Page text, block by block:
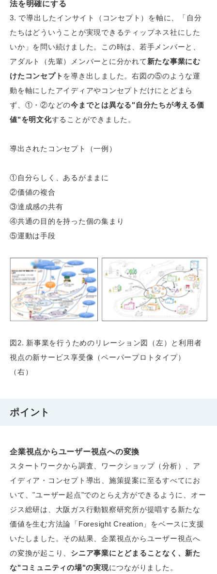
法を明確にする
3. で導出したインサイト（コンセプト）を軸に、「自分
たちはどういうことが実現できるティップネス社にした
いか」を問い続けました。この時は、若手メンバーと、
アダルト（先輩）メンバーとに分かれて 新たな事業にむ
けたコンセプト を導き出しました。右図の⑤のような運
動を軸にしたアイディアやコンセプトだけにとどまら
ず、①・②などの今までとは異なる"自分たちが考える価
値"を明文化することができました。
導出されたコンセプト（一例）
①自分らしく、あるがままに
②価値の複合
③達成感の共有
④共通の目的を持った個の集まり
⑤運動は手段
図2. 新事業を行うためのリレーション図（左）と利用者
視点の新サービス享受像（ペーパープロトタイプ）
（右）
ポイント
企業視点からユーザー視点への変換
スタートワークから調査、ワークショップ（分析）、ア
イディア・コンセプト導出、施策提案に至るすべてにお
いて、"ユーザー起点"でのとらえ方ができるように、オー
ジス総研は、大阪ガス行動観察研究所が提唱する新たな
価値を生む方法論「Foresight Creation」をベースに支援
いたしました。その結果、企業視点からユーザー視点へ
の変換が起こり、 シニア事業にとどまることなく、新た
な"コミュニティの場"の実現につながりました。